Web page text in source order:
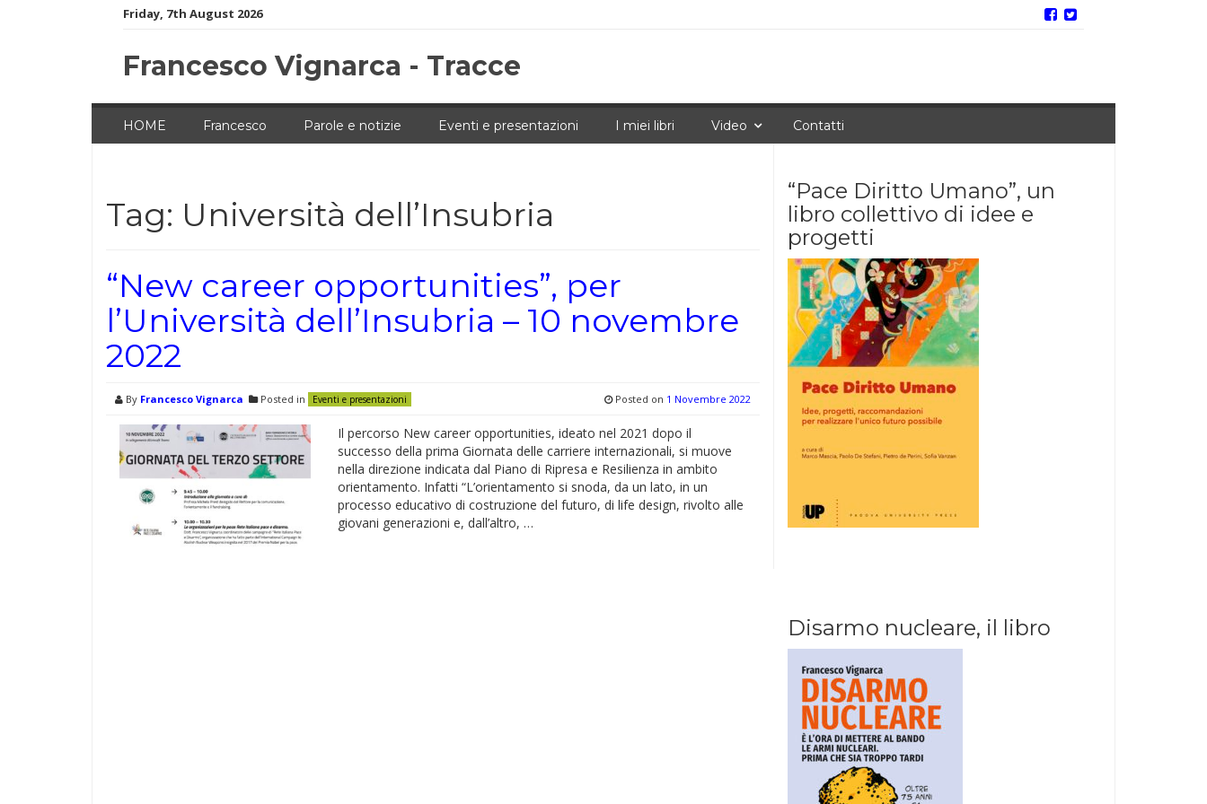
Friday, 7th August 2026
Francesco Vignarca - Tracce
HOME Francesco Parole e notizie Eventi e presentazioni I miei libri Video Contatti
Tag: Università dell’Insubria
“New career opportunities”, per
l’Università dell’Insubria – 10 novembre
2022
By Francesco Vignarca Posted in Eventi e presentazioni Posted on 1 Novembre 2022
Il percorso New career opportunities, ideato nel 2021 dopo il
successo della prima Giornata delle carriere internazionali, si muove
nella direzione indicata dal Piano di Ripresa e Resilienza in ambito
orientamento. Infatti “L’orientamento si snoda, da un lato, in un
processo educativo di costruzione del futuro, di life design, rivolto alle
giovani generazioni e, dall’altro, …
“Pace Diritto Umano”, un
libro collettivo di idee e
progetti
Disarmo nucleare, il libro